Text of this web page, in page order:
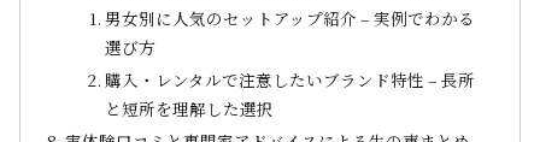
男女別に人気のセットアップ紹介 – 実例でわかる
選び方
購入・レンタルで注意したいブランド特性 – 長所
と短所を理解した選択